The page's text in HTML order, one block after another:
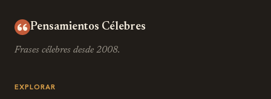
Pensamientos Célebres
Frases célebres desde 2008.
EXPLORAR